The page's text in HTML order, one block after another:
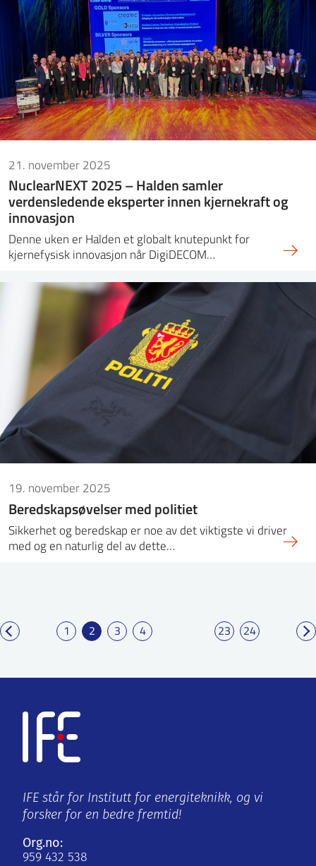
21. november 2025
NuclearNEXT 2025 – Halden samler
verdensledende eksperter innen kjernekraft og
innovasjon
Denne uken er Halden et globalt knutepunkt for
kjernefysisk innovasjon når DigiDECOM…
19. november 2025
Beredskapsøvelser med politiet
Sikkerhet og beredskap er noe av det viktigste vi driver
med og en naturlig del av dette…
1 2 3 4 23 24
IFE står for Institutt for energiteknikk, og vi
forsker for en bedre fremtid!
Org.no:
959 432 538